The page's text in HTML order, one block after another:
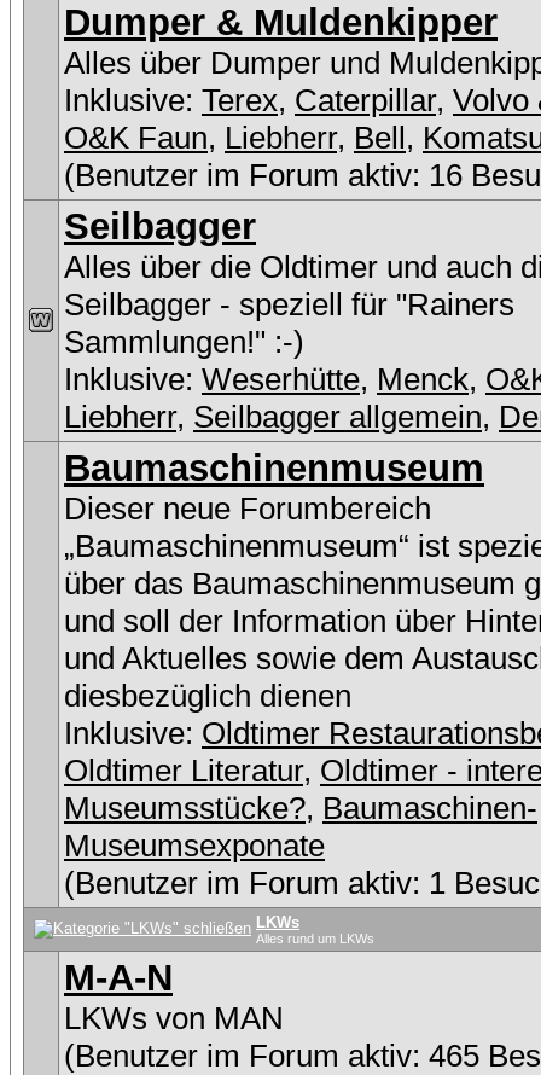
Dumper & Muldenkipper
Alles über Dumper und
Inklusive: Terex, Caterpillar, Volvo
O&K Faun, Liebherr, Bell,
(Benutzer im Forum aktiv: 16
Seilbagger
Alles über die Oldtimer und auch
Seilbagger - speziell für "Rainers
Sammlungen!" :-)
Inklusive: Weserhütte, Menck,
Liebherr, Seilbagger allgemein,
Baumaschinenmuseum
Dieser neue Forumbereich
„Baumaschinenmuseum“ ist
über das Baumaschinenmuseum
und soll der Information über
und Aktuelles sowie dem
diesbezüglich dienen
Inklusive: Oldtimer
Oldtimer Literatur, Oldtimer -
Museumsstücke?, Baumaschinen-
Museumsexponate
(Benutzer im Forum aktiv: 1
LKWs
Alles rund um LKWs
M-A-N
LKWs von MAN
(Benutzer im Forum aktiv: 465